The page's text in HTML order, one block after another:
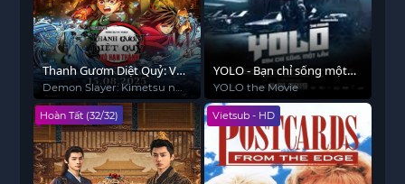
Thanh Gươm Diệt Quỷ: Vô
Hạn Thành
Demon Slayer: Kimetsu no
Yaiba Infinity Castle
YOLO - Bạn chỉ sống một
lần
YOLO the Movie
Hoàn Tất (32/32) Vietsub - HD